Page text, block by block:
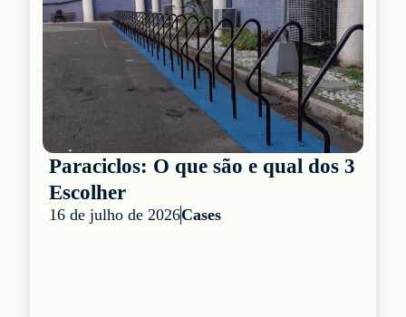
Paraciclos: O que são e qual dos 3
Escolher
16 de julho de 2026Cases